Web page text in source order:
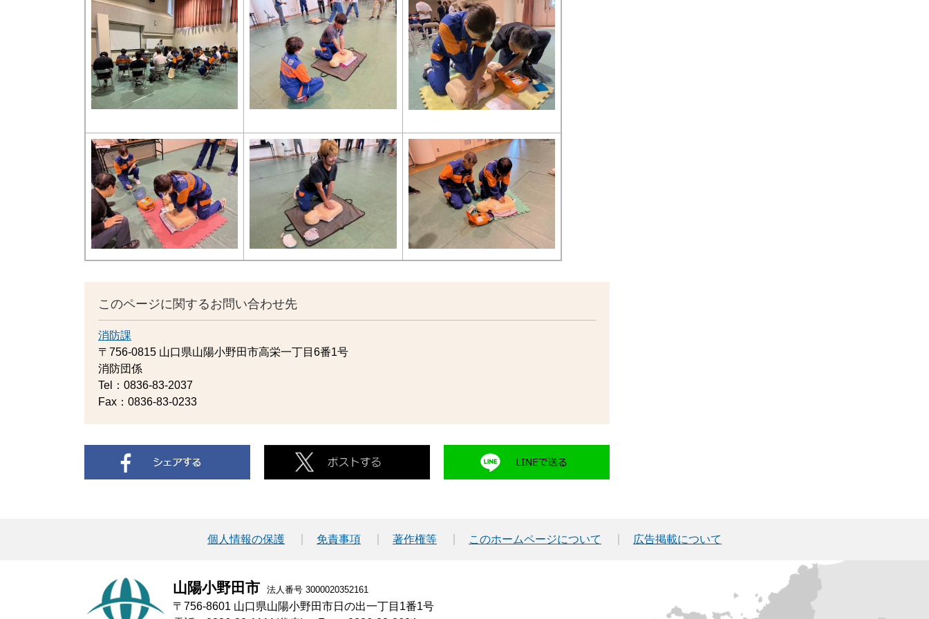
このページに関するお問い合わせ先
消防課
〒756-0815 山口県山陽小野田市高栄一丁目6番1号
消防団係
Tel：0836-83-2037
Fax：0836-83-0233
個人情報の保護 免責事項 著作権等 このホームページについて 広告掲載について
山陽小野田市 法人番号 3000020352161
〒756-8601 山口県山陽小野田市日の出一丁目1番1号